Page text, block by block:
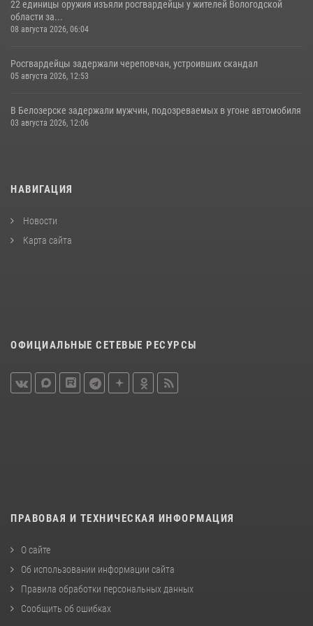
22 единицы оружия изъяли росгвардейцы у жителей Вологодской
области за...
08 августа 2026, 06:04
Росгвардейцы задержали череповчан, устроивших скандал
05 августа 2026, 12:53
В Белозерске задержали мужчин, подозреваемых в угоне автомобиля
03 августа 2026, 12:06
НАВИГАЦИЯ
Новости
Карта сайта
ОФИЦИАЛЬНЫЕ СЕТЕВЫЕ РЕСУРСЫ
ПРАВОВАЯ И ТЕХНИЧЕСКАЯ ИНФОРМАЦИЯ
О сайте
Об использовании информации сайта
Правила обработки персональных данных
Сообщить об ошибках